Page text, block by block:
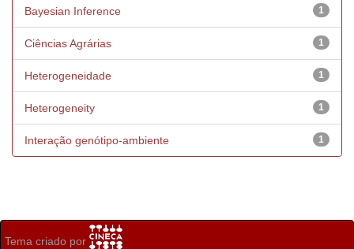
1
Bayesian Inference
1
Ciências Agrárias
1
Heterogeneidade
1
Heterogeneity
1
Interação genótipo-ambiente
Tema criado por